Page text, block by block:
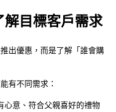
解目標客戶需求
出優惠，而是了解「誰會購
有不同需求：
心意、符合父親喜好的禮物